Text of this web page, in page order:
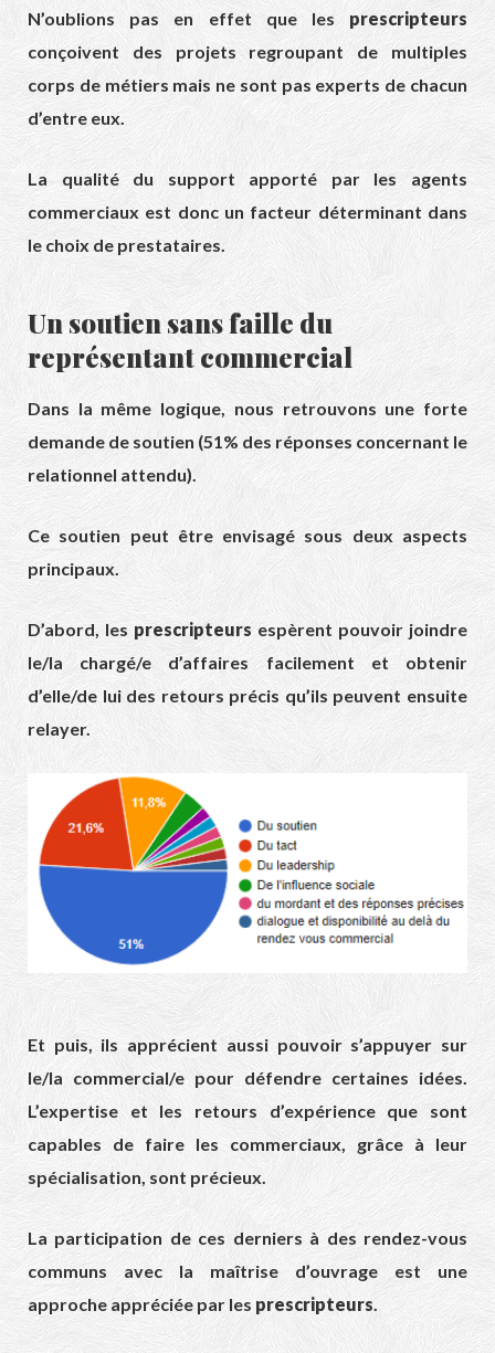
N’oublions pas en effet que les prescripteurs
conçoivent des projets regroupant de multiples
corps de métiers mais ne sont pas experts de chacun
d’entre eux.
La qualité du support apporté par les agents
commerciaux est donc un facteur déterminant dans
le choix de prestataires.
Un soutien sans faille du
représentant commercial
Dans la même logique, nous retrouvons une forte
demande de soutien (51% des réponses concernant le
relationnel attendu).
Ce soutien peut être envisagé sous deux aspects
principaux.
D’abord, les prescripteurs espèrent pouvoir joindre
le/la chargé/e d’affaires facilement et obtenir
d’elle/de lui des retours précis qu’ils peuvent ensuite
relayer.
Et puis, ils apprécient aussi pouvoir s’appuyer sur
le/la commercial/e pour défendre certaines idées.
L’expertise et les retours d’expérience que sont
capables de faire les commerciaux, grâce à leur
spécialisation, sont précieux.
La participation de ces derniers à des rendez-vous
communs avec la maîtrise d’ouvrage est une
approche appréciée par les prescripteurs.